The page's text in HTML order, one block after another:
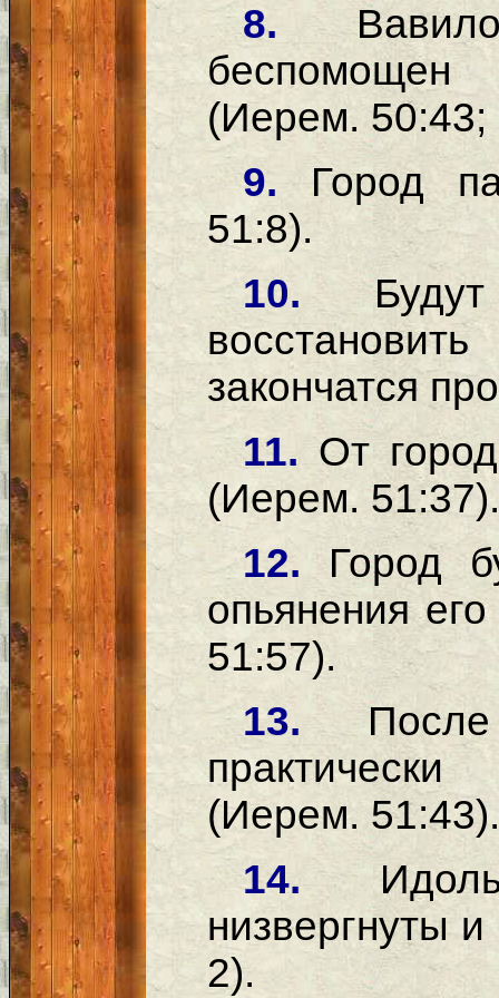
8.
(Иерем. 50:43;
9.
Город
51:8).
10.
закончатся
11. От
(Иерем. 51:37).
12.
Город
опьянения
51:57).
13.
(Иерем. 51:43).
14.
низвергнуты
2).